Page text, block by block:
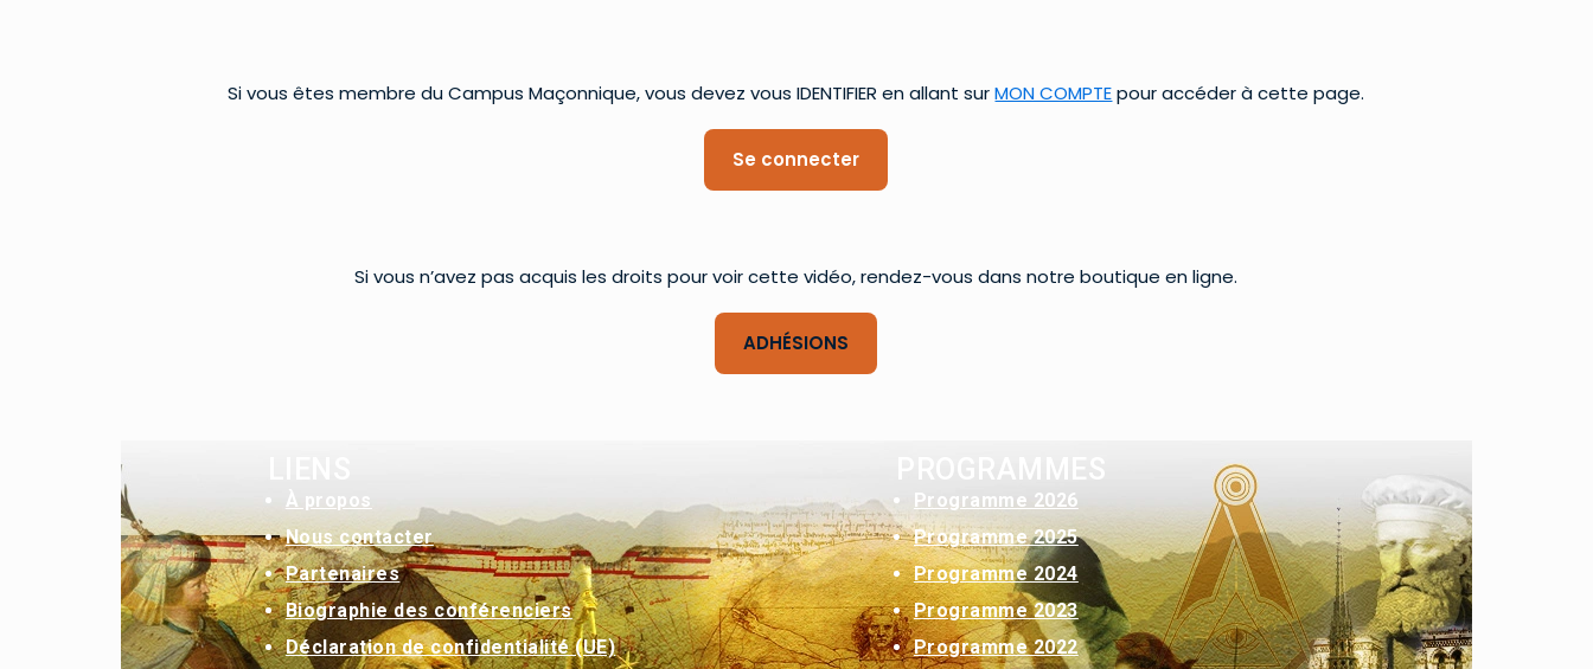
Si vous êtes membre du Campus Maçonnique, vous devez vous IDENTIFIER en allant surMON COMPTEpour accéder à cette page.
Se connecter
Si vous n’avez pas acquis les droits pour voir cette vidéo, rendez-vous dans notre boutique en ligne.
ADHÉSIONS
À propos
Nous contacter
Partenaires
Biographie des conférenciers
Déclaration de confidentialité (UE)
PROGRAMMES
Programme 2026
Programme 2025
Programme 2024
Programme 2023
Programme 2022